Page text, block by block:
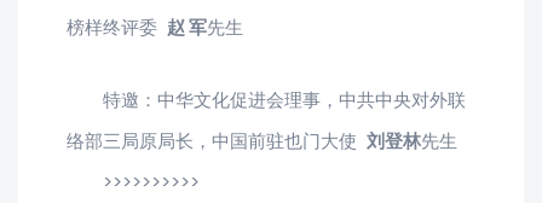
榜样终评委 赵 军先生
特邀：中华文化促进会理事，中共中央对外联
络部三局原局长，中国前驻也门大使 刘登林先生
>>>>>>>>>>